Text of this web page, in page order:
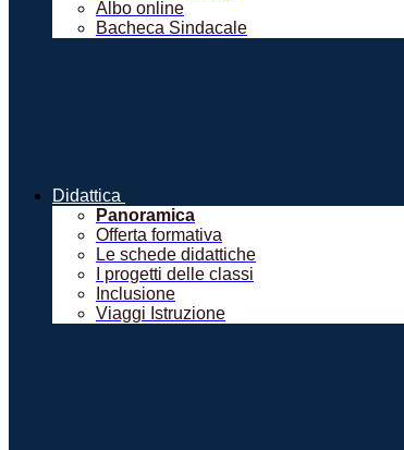
Albo online
Bacheca Sindacale
Didattica
Panoramica
Offerta formativa
Le schede didattiche
I progetti delle classi
Inclusione
Viaggi Istruzione